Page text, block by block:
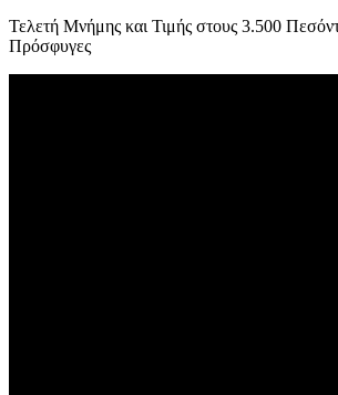
Τελετή Μνήμης και Τιμής στους 3.500
Πρόσφυγες